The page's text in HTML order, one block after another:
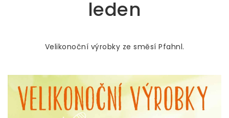
leden
Velikonoční výrobky ze směsí Pfahnl.